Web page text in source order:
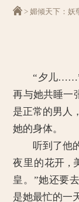
>媚倾天下：妖
“夕儿……”，
再与她共睡一
是正常的男人
她的身体。
听到了他的
夜里的花开 ,
皇。”她还要
是她最忙的一